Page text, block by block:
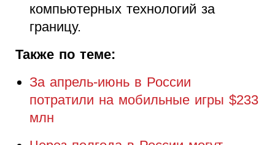
компьютерных технологий за
границу.
Также по теме:
За апрель-июнь в России
потратили на мобильные игры $233
млн